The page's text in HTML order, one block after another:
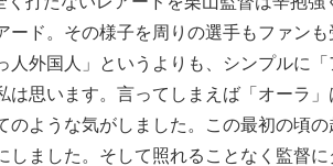
ド。その様子を周りの選手もファンも
外国人」というよりも、シンプルに「
思います。言ってしまえば「オーラ
ような気がしました。この最初の頃
ました。そして照れることなく監督